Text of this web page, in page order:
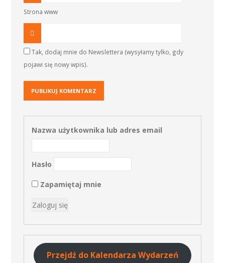
Strona www
Tak, dodaj mnie do Newslettera (wysyłamy tylko, gdy
pojawi się nowy wpis).
Nazwa użytkownika lub adres email
Hasło
Zapamiętaj mnie
Przejdź do Kalendarza Wydarzeń